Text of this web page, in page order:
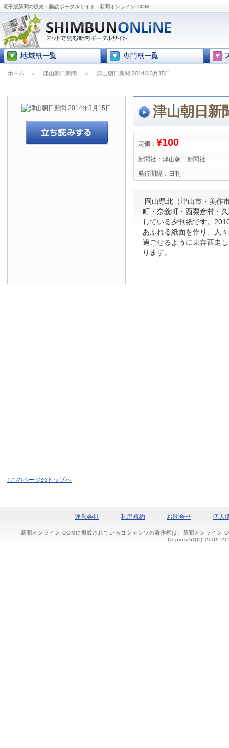
電子版新聞の販売・購読ポータルサイト - 新聞オンライン.COM
ホーム ＞ 津山朝日新聞 ＞ 津山朝日新聞 2014年3月15日
津山朝日新
定価： ¥100
新聞社： 津山朝日新聞社
発行間隔： 日刊
岡山県北（津山市・美作
町・奈義町・西粟倉村・
している夕刊紙です。
あふれる紙面を作り、人
過ごせるように東奔西走
ります。
↑このページのトップへ
運営会社 利用規約 お問合せ 個人
新聞オンライン.COMに掲載されているコンテンツの著作権は、新聞オンライン
Copyright(C) 2009-